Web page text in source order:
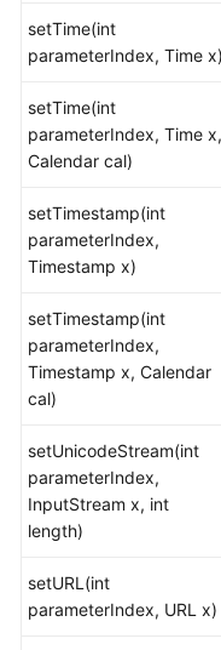
规
范
基
于
JDBC
发
开
程
开
setTime(int
parameterIndex, Time x)
setTime(int
parameterIndex, Time x,
Calendar cal)
setTimestamp(int
parameterIndex,
Timestamp x)
setTimestamp(int
parameterIndex,
Timestamp x, Calendar
cal)
setUnicodeStream(int
parameterIndex,
InputStream x, int
length)
setURL(int
parameterIndex, URL x)